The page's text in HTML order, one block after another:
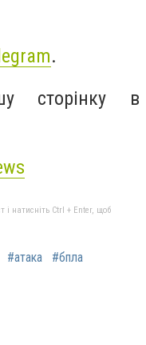
.
сторінку в
і натисніть Ctrl + Enter, щоб
#атака #бпла